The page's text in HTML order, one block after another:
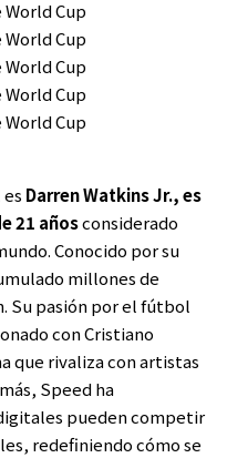
Cup
Cup
Cup
Cup
Cup
Darren Watkins Jr., es
21 añosconsiderado
Conocido por su
millones de
Su pasión por el fútbol
con Cristiano
que rivaliza con artistas
Speed ha
pueden competir
redefiniendo cómo se